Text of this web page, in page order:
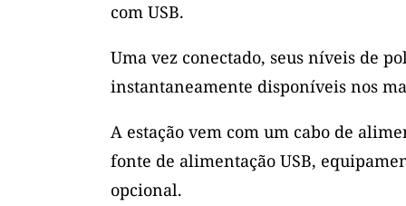
com USB.
Uma vez conectado, seus níveis de
instantaneamente disponíveis nos
A estação vem com um cabo de
fonte de alimentação USB,
opcional.